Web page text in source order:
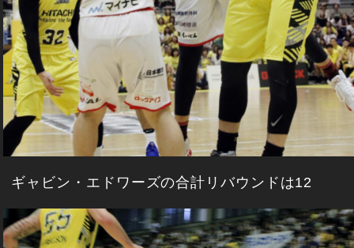
ギャビン・エドワーズの合計リバウンドは12